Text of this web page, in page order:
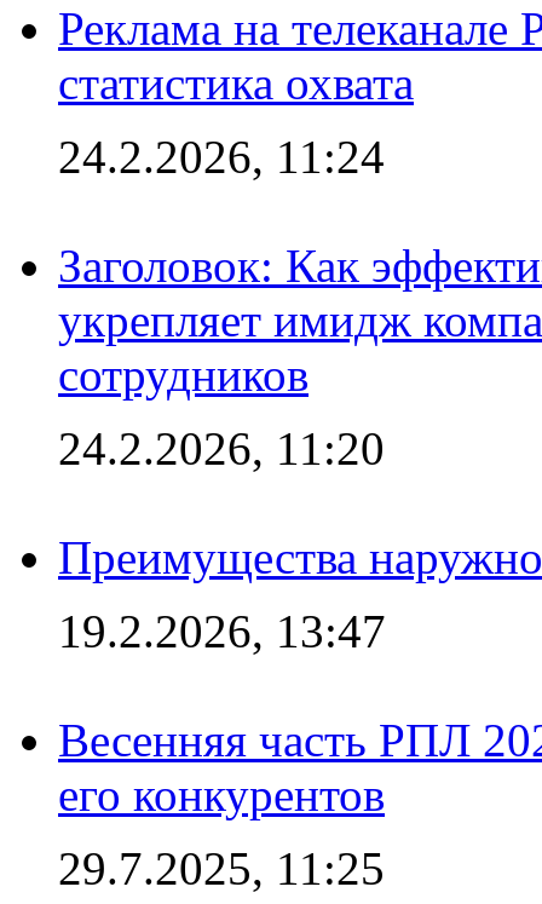
Реклама на
статистика охвата
24.2.2026, 11:24
Заголовок: Как
укрепляет имидж
сотрудников
24.2.2026, 11:20
Преимущества
19.2.2026, 13:47
Весенняя часть РПЛ
его конкурентов
29.7.2025, 11:25